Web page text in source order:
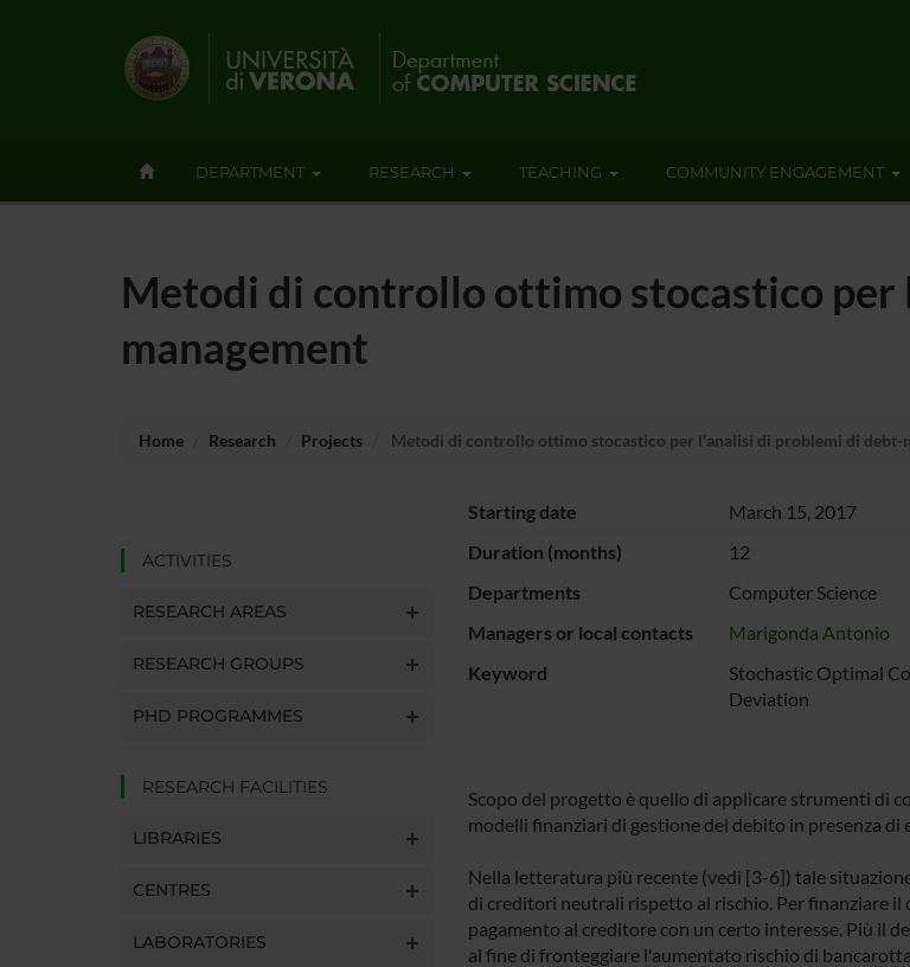
DEPARTMENT RESEARCH TEACHING COMMUNITY ENGAGEMENT
Metodi di controllo ottimo stocastico
management
Home Research Projects Metodi di controllo ottimo stocastico per l'analisi di problemi di debt-
ACTIVITIES
RESEARCH AREAS
RESEARCH GROUPS
PHD PROGRAMMES
RESEARCH FACILITIES
LIBRARIES
CENTRES
LABORATORIES
Starting date
March 15, 2017
Duration (months)
12
Departments
Computer Science
Managers or local contacts
Marigonda Antonio
Keyword
Stochastic Optimal
Deviation
Scopo del progetto è quello di applicare strumenti di
modelli finanziari di gestione del debito in presenza
Nella letteratura più recente (vedi [3-6]) tale
di creditori neutrali rispetto al rischio. Per finanziare
pagamento al creditore con un certo interesse. Più il
al fine di fronteggiare l'aumentato rischio di